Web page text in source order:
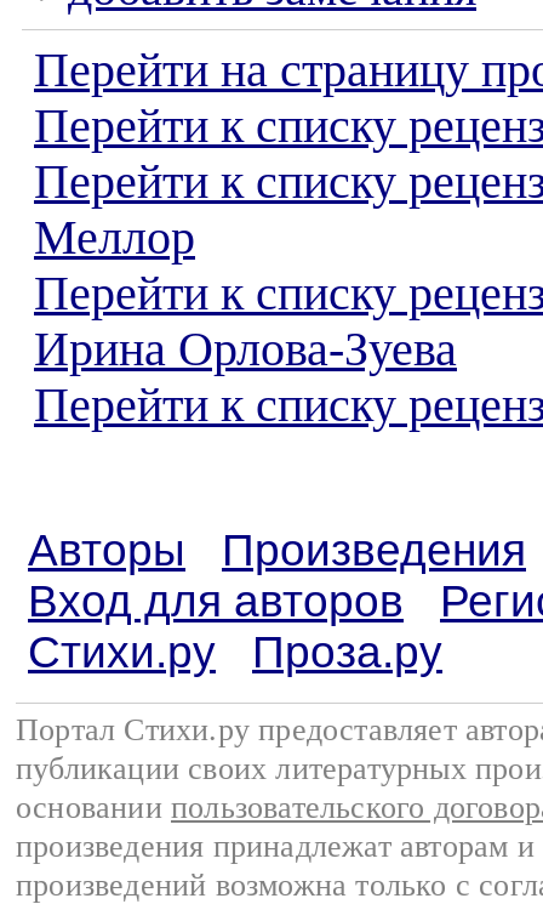
Перейти на страницу
Перейти к списку
Перейти к списку
Меллор
Перейти к списку
Ирина Орлова-Зуева
Перейти к списку
Авторы
Произведения
Вход для авторов
Стихи.ру
Проза.ру
Портал Стихи.ру предоставляет
публикации своих литературных
основании пользовательского
произведения принадлежат авторам
произведений возможна только с